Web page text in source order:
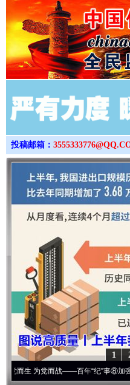
投稿邮箱：
1
党而战——百年“纪”事⑧加强纪律..·[视